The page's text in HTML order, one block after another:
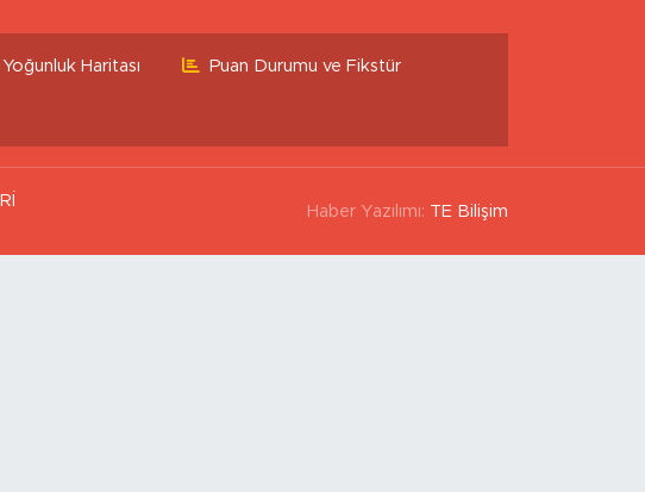
Haritası Puan Durumu ve Fikstür
Haber Yazılımı: TE Bilişim